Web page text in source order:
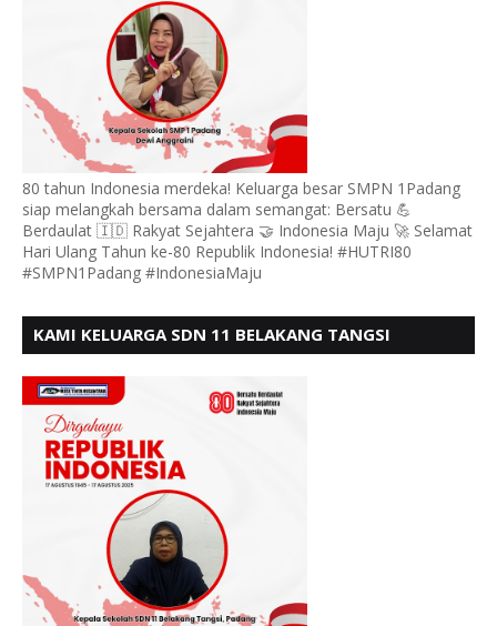
80 tahun Indonesia merdeka! Keluarga besar SMPN 1Padang
siap melangkah bersama dalam semangat: Bersatu 💪
Berdaulat 🇮🇩 Rakyat Sejahtera 🤝 Indonesia Maju 🚀 Selamat
Hari Ulang Tahun ke-80 Republik Indonesia! #HUTRI80
#SMPN1Padang #IndonesiaMaju
KAMI KELUARGA SDN 11 BELAKANG TANGSI